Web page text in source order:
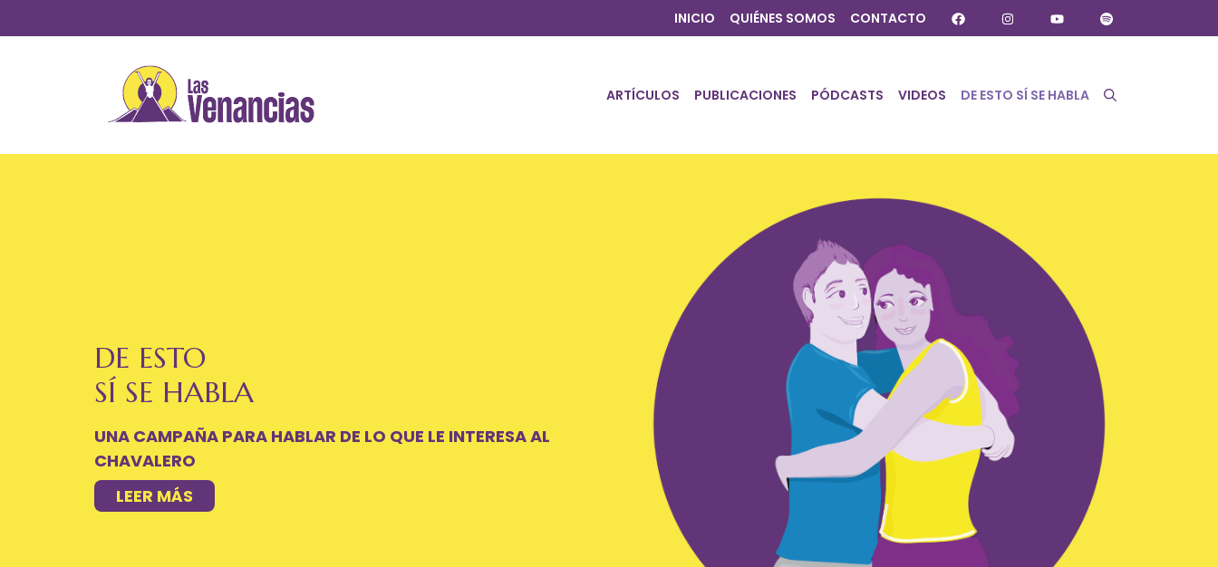
al
INICIO QUIÉNES SOMOS CONTACTO
ARTÍCULOS PUBLICACIONES PÓDCASTS VIDEOS DE ESTO SÍ SE HABLA
DE ESTO
SÍ SE HABLA
UNA CAMPAÑA PARA HABLAR DE LO QUE LE INTERESA AL
CHAVALERO
LEER MÁS